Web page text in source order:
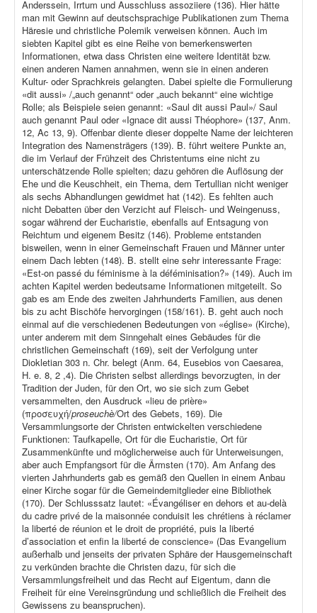
Anderssein, Irrtum und Ausschluss assoziiere (136). Hier hätte
man mit Gewinn auf deutschsprachige Publikationen zum Thema
Häresie und christliche Polemik verweisen können. Auch im
siebten Kapitel gibt es eine Reihe von bemerkenswerten
Informationen, etwa dass Christen eine weitere Identität bzw.
einen anderen Namen annahmen, wenn sie in einen anderen
Kultur- oder Sprachkreis gelangten. Dabei spielte die Formulierung
«dit aussi» /„auch genannt“ oder „auch bekannt“ eine wichtige
Rolle; als Beispiele seien genannt: «Saul dit aussi Paul»/ Saul
auch genannt Paul oder «Ignace dit aussi Théophore» (137, Anm.
12, Ac 13, 9). Offenbar diente dieser doppelte Name der leichteren
Integration des Namensträgers (139). B. führt weitere Punkte an,
die im Verlauf der Frühzeit des Christentums eine nicht zu
unterschätzende Rolle spielten; dazu gehören die Auflösung der
Ehe und die Keuschheit, ein Thema, dem Tertullian nicht weniger
als sechs Abhandlungen gewidmet hat (142). Es fehlten auch
nicht Debatten über den Verzicht auf Fleisch- und Weingenuss,
sogar während der Eucharistie, ebenfalls auf Entsagung von
Reichtum und eigenem Besitz (146). Probleme entstanden
bisweilen, wenn in einer Gemeinschaft Frauen und Männer unter
einem Dach lebten (148). B. stellt eine sehr interessante Frage:
«Est-on passé du féminisme à la déféminisation?» (149). Auch im
achten Kapitel werden bedeutsame Informationen mitgeteilt. So
gab es am Ende des zweiten Jahrhunderts Familien, aus denen
bis zu acht Bischöfe hervorgingen (158/161). B. geht auch noch
einmal auf die verschiedenen Bedeutungen von «église» (Kirche),
unter anderem mit dem Sinngehalt eines Gebäudes für die
christlichen Gemeinschaft (169), seit der Verfolgung unter
Diokletian 303 n. Chr. belegt (Anm. 64, Eusebios von Caesarea,
H. e. 8, 2 ,4). Die Christen selbst allerdings bevorzugten, in der
Tradition der Juden, für den Ort, wo sie sich zum Gebet
versammelten, den Ausdruck «lieu de prière»
(προσευχή/proseuchè/Ort des Gebets, 169). Die
Versammlungsorte der Christen entwickelten verschiedene
Funktionen: Taufkapelle, Ort für die Eucharistie, Ort für
Zusammenkünfte und möglicherweise auch für Unterweisungen,
aber auch Empfangsort für die Ärmsten (170). Am Anfang des
vierten Jahrhunderts gab es gemäß den Quellen in einem Anbau
einer Kirche sogar für die Gemeindemitglieder eine Bibliothek
(170). Der Schlusssatz lautet: «Évangéliser en dehors et au-delà
du cadre privé de la maisonnée conduisit les chrétiens à réclamer
la liberté de réunion et le droit de propriété, puis la liberté
d’association et enfin la liberté de conscience» (Das Evangelium
außerhalb und jenseits der privaten Sphäre der Hausgemeinschaft
zu verkünden brachte die Christen dazu, für sich die
Versammlungsfreiheit und das Recht auf Eigentum, dann die
Freiheit für eine Vereinsgründung und schließlich die Freiheit des
Gewissens zu beanspruchen).